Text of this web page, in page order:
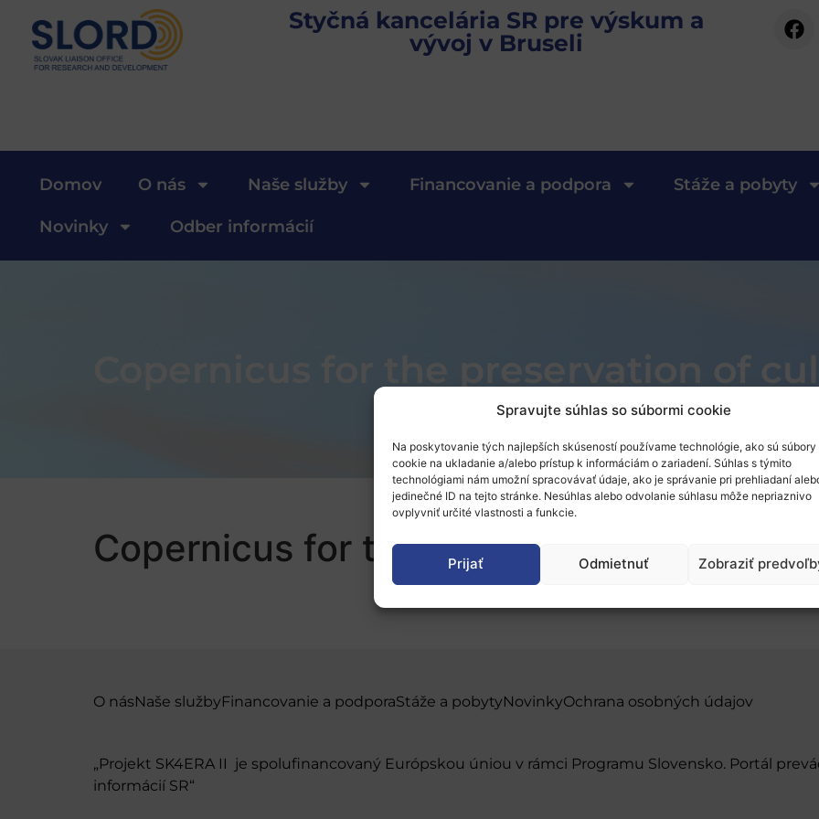
Spravujte súhlas so súbormi cookie
Na poskytovanie tých najlepších skúseností používame technológie, ako sú súbory
cookie na ukladanie a/alebo prístup k informáciám o zariadení. Súhlas s týmito
technológiami nám umožní spracovávať údaje, ako je správanie pri prehliadaní
jedinečné ID na tejto stránke. Nesúhlas alebo odvolanie súhlasu môže nepriaznivo
ovplyvniť určité vlastnosti a funkcie.
Prijať Odmietnuť Zobraziť
Styčná kancelária SR pre výskum a
vývoj v Bruseli
Domov O nás Naše služby Financovanie a podpora Stáže a pobyty
Novinky Odber informácií
Copernicus for the preservation of
Copernicus for the preservation of
O násNaše službyFinancovanie a podporaStáže a pobytyNovinkyOchrana osobných údajov
„Projekt SK4ERA II je spolufinancovaný Európskou úniou v rámci Programu Slovensko. Portál
informácií SR“